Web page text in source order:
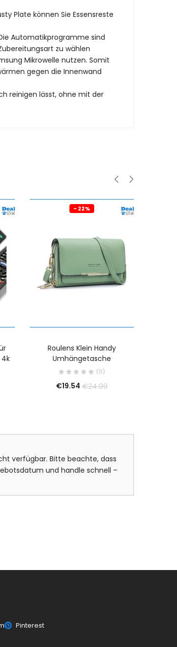
Plate können Sie Essensreste
Automatikprogramme sind
zu wählen
Mikrowelle nutzen. Somit
gegen die Innenwand
reinigen lässt, ohne mit der
4k
- 22%
Roulens Klein Handy
Umhängetasche
(0)
€19.54 €24.99
verfügbar. Bitte beachte, dass
und handle schnell –
Pinterest